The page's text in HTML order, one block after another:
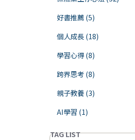
好書推薦 (5)
個人成長 (18)
學習心得 (8)
跨界思考 (8)
親子教養 (3)
AI學習 (1)